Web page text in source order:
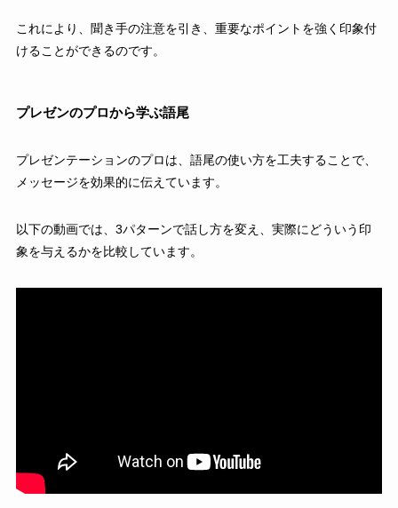
これにより、聞き手の注意を引き、重要なポイントを強く印象付
けることができるのです。
プレゼンのプロから学ぶ語尾
プレゼンテーションのプロは、語尾の使い方を工夫することで、
メッセージを効果的に伝えています。
以下の動画では、3パターンで話し方を変え、実際にどういう印
象を与えるかを比較しています。